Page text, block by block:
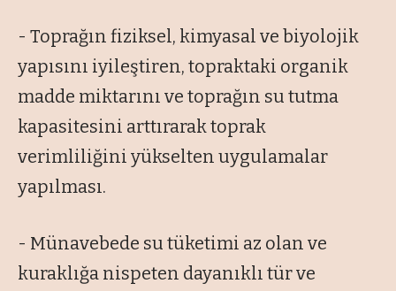
- Toprağın fiziksel, kimyasal ve biyolojik
yapısını iyileştiren, topraktaki organik
madde miktarını ve toprağın su tutma
kapasitesini arttırarak toprak
verimliliğini yükselten uygulamalar
yapılması.
- Münavebede su tüketimi az olan ve
kuraklığa nispeten dayanıklı tür ve